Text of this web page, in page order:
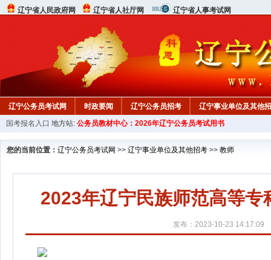
辽宁省人民政府网 辽宁省人社厅网 辽宁省人事考试网
辽宁公务员考试网 时政要闻 辽宁公务员招考 辽宁事业单位及其他
在线咨询 教材中心
国考报名入口 地方站: 公务员教材中心：2026年辽宁公务员考试用书
您的当前位置： 辽宁公务员考试网 >> 辽宁事业单位及其他招考 >> 教师
2023年辽宁民族师范高等
发布：2023-10-23 14:17:09